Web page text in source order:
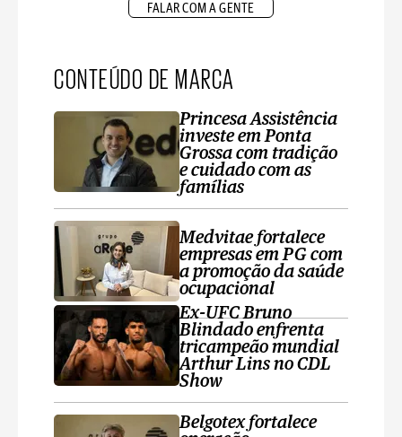
FALAR COM A GENTE
CONTEÚDO DE MARCA
Princesa Assistência
investe em Ponta
Grossa com tradição
e cuidado com as
famílias
Medvitae fortalece
empresas em PG com
a promoção da saúde
ocupacional
Ex-UFC Bruno
Blindado enfrenta
tricampeão mundial
Arthur Lins no CDL
Show
Belgotex fortalece